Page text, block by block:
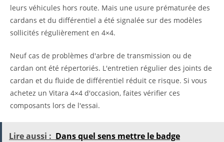
leurs véhicules hors route. Mais une usure prématurée des
cardans et du différentiel a été signalée sur des modèles
sollicités régulièrement en 4×4.
Neuf cas de problèmes d'arbre de transmission ou de
cardan ont été répertoriés. L'entretien régulier des joints de
cardan et du fluide de différentiel réduit ce risque. Si vous
achetez un Vitara 4×4 d'occasion, faites vérifier ces
composants lors de l'essai.
Lire aussi : Dans quel sens mettre le badge